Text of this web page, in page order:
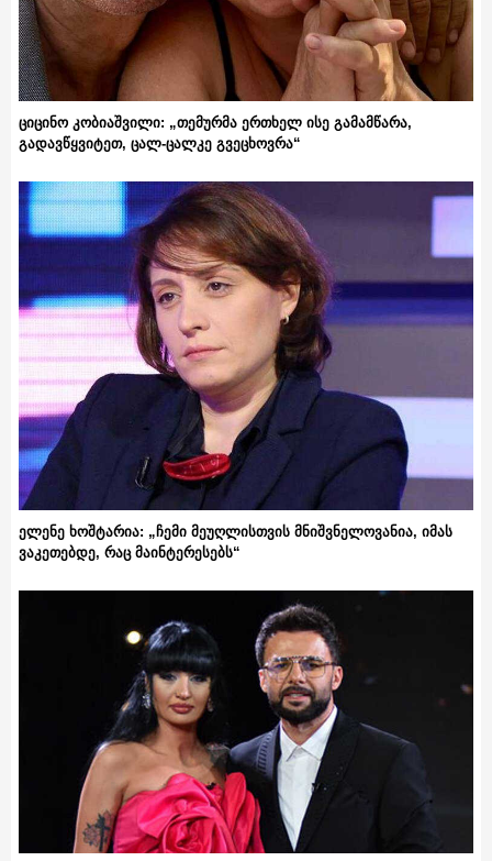
ციცინო კობიაშვილი: „თემურმა ერთხელ ისე გამამწარა,
გადავწყვიტეთ, ცალ-ცალკე გვეცხოვრა“
ელენე ხოშტარია: „ჩემი მეუღლისთვის მნიშვნელოვანია, იმას
ვაკეთებდე, რაც მაინტერესებს“